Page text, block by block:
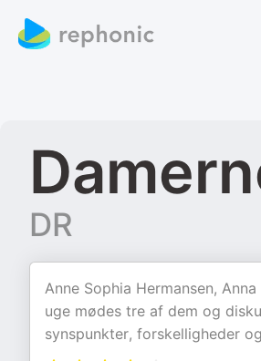
DR
Anne Sophia Hermansen,
uge mødes tre af dem og
synspunkter, forskelligheder